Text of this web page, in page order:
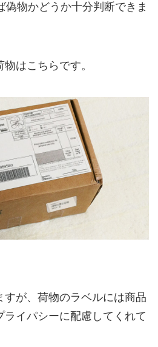
偽物かどうか十分判断できま
はこちらです。
すが、荷物のラベルには商品
イパシーに配慮してくれて